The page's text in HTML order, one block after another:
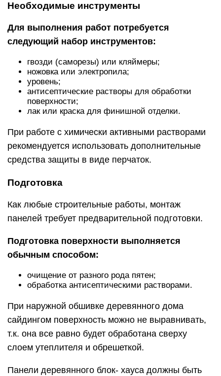
Необходимые инструменты
Для выполнения работ потребуется
следующий набор инструментов:
гвозди (саморезы) или кляймеры;
ножовка или электропила;
уровень;
антисептические растворы для обработки
поверхности;
лак или краска для финишной отделки.
При работе с химически активными растворами
рекомендуется использовать дополнительные
средства защиты в виде перчаток.
Подготовка
Как любые строительные работы, монтаж
панелей требует предварительной подготовки.
Подготовка поверхности выполняется
обычным способом:
очищение от разного рода пятен;
обработка антисептическими растворами.
При наружной обшивке деревянного дома
сайдингом поверхность можно не выравнивать,
т.к. она все равно будет обработана сверху
слоем утеплителя и обрешеткой.
Панели деревянного блок- хауса должны быть